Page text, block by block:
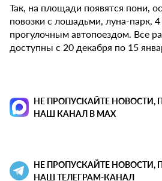
Так, на площади появятся пони,
повозки с лошадьми, луна-парк,
прогулочным автопоездом. Все
доступны с 20 декабря по 15
НЕ ПРОПУСКАЙТЕ НОВОСТИ,
НАШ КАНАЛ В MAX
НЕ ПРОПУСКАЙТЕ НОВОСТИ,
НАШ ТЕЛЕГРАМ-КАНАЛ